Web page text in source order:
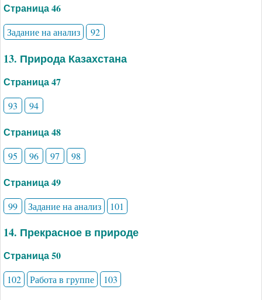
Страница 46
Задание на анализ 92
13. Природа Казахстана
Страница 47
93 94
Страница 48
95 96 97 98
Страница 49
99 Задание на анализ 101
14. Прекрасное в природе
Страница 50
102 Работа в группе 103